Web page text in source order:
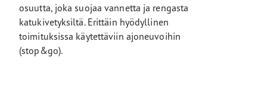
osuutta, joka suojaa vannetta ja rengasta
katukivetyksiltä. Erittäin hyödyllinen
toimituksissa käytettäviin ajoneuvoihin
(stop&go).